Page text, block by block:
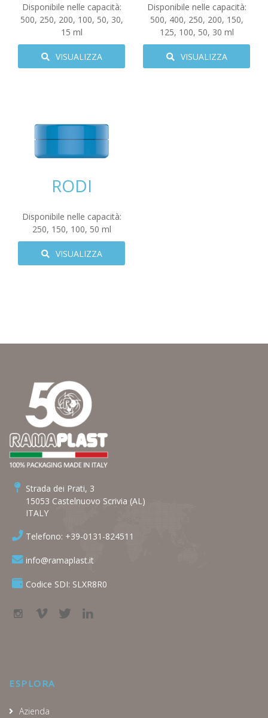
Disponibile nelle capacità:
500, 250, 200, 100, 50, 30,
15 ml
VISUALIZZA
Disponibile nelle capacità:
500, 400, 250, 200, 150,
125, 100, 50, 30 ml
VISUALIZZA
RODI
Disponibile nelle capacità:
250, 150, 100, 50 ml
VISUALIZZA
Strada dei Prati, 3
15053 Castelnuovo Scrivia (AL)
ITALY
Telefono: +39-0131-824511
info@ramaplast.it
Codice SDI: SLXR8R0
ESPLORA
Azienda